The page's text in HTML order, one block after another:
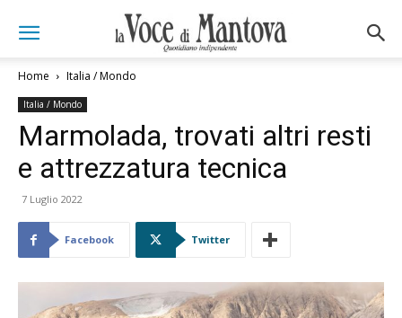
Home Italia / Mondo
Italia / Mondo
Marmolada, trovati altri resti
e attrezzatura tecnica
7 Luglio 2022
Facebook Twitter